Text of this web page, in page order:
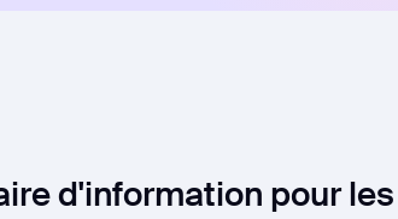
d'information pour les